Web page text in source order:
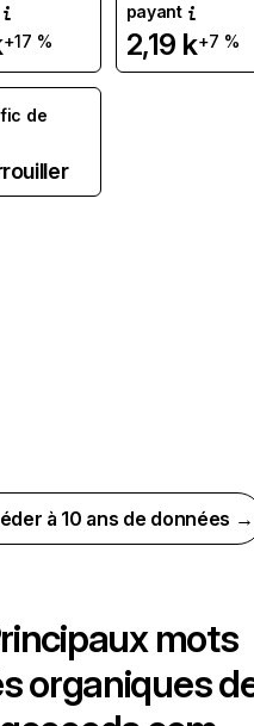
+17 %
payant
2,19 k+7 %
de
à 10 ans de données →
mots
organiques